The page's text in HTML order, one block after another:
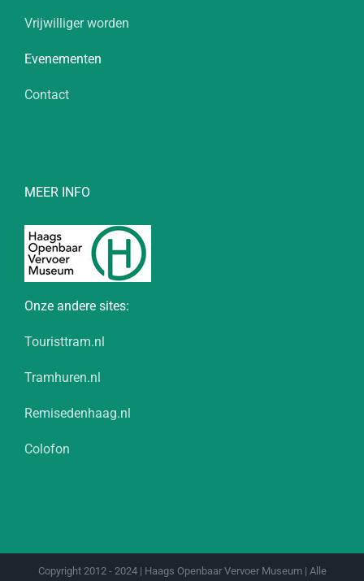
Vrijwilliger worden
Evenementen
Contact
MEER INFO
Onze andere sites:
Touristtram.nl
Tramhuren.nl
Remisedenhaag.nl
Colofon
Copyright 2012 - 2024 | Haags Openbaar Vervoer Museum | Alle